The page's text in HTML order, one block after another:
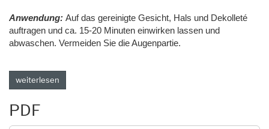
Anwendung: Auf das gereinigte Gesicht, Hals und Dekolleté
auftragen und ca. 15-20 Minuten einwirken lassen und
abwaschen. Vermeiden Sie die Augenpartie.
weiterlesen
PDF